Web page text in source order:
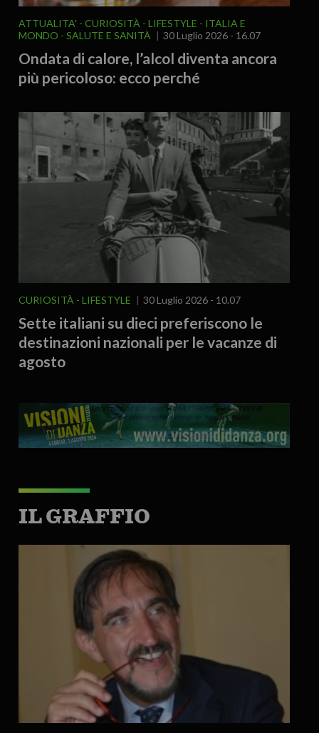
ATTUALITA' CURIOSITÀ - LIFESTYLE
ITALIA E
MONDO
SALUTE E SANITÀ 30 Luglio 2026 - 16.07
Ondata di calore, l’alcol diventa ancora
più pericoloso: ecco perché
CURIOSITÀ - LIFESTYLE 30 Luglio 2026 - 10.07
Sette italiani su dieci preferiscono le
destinazioni nazionali per le vacanze di
agosto
IL GRAFFIO